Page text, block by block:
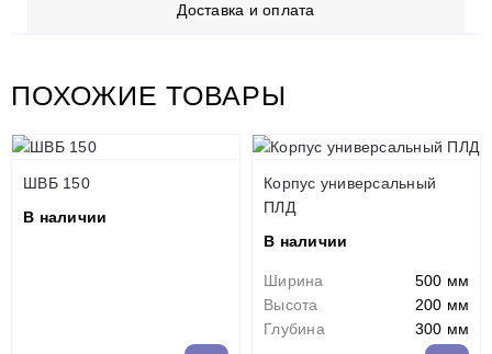
Доставка и оплата
ПОХОЖИЕ ТОВАРЫ
ШВБ 150
В наличии
Корпус универсальный
ПЛД
В наличии
Ширина
500 мм
Высота
200 мм
Глубина
300 мм